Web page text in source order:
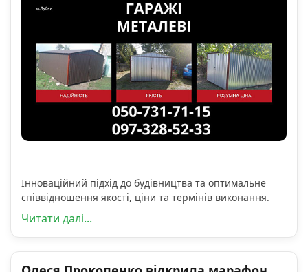
Інноваційний підхід до будівництва та оптимальне
співвідношення якості, ціни та термінів виконання.
Читати далі...